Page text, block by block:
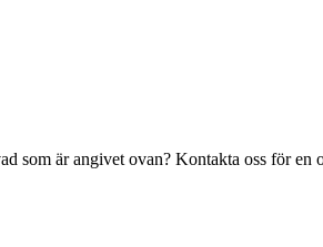
som är angivet ovan? Kontakta oss för en